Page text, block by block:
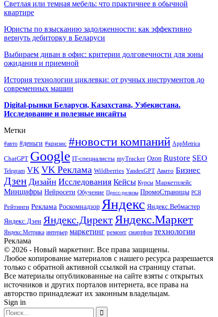
Светлая или темная мебель: что практичнее в обычной
квартире
Юристы по взысканию задолженности: как эффективно
вернуть дебиторку в Беларуси
Выбираем диван в офис: критерии долговечности для зоны
ожидания и приемной
История технологии циклевки: от ручных инструментов до
современных машин
Digital-рынки Беларуси, Казахстана, Узбекистана.
Исследование и полезные инсайты
Метки
#авто #деньги #кризис #новости компаний AppMetrica
ChatGPT Google IT-специалисты myTracker Ozon Rustore SEO
Telegram VK VK Реклама Wildberries YandexGPT Авито Бизнес
Дзен Дизайн Исследования Кейсы Курсы Маркетплейс
Минцифры Нейросети Обучение Пресс-релизы ПромоСтраницы РСЯ
Рейтинги Реклама Роскомнадзор Яндекс Яндекс.Вебмастер
Яндекс.Дзен Яндекс.ДиректЯндекс.Маркет
Яндекс.Метрика интерьер маркетинг ремонт смартфон технологии
Реклама
© 2026 - Новый маркетинг. Все права защищены.
Любое копирование материалов с нашего ресурса разрешается
только с обратной активной ссылкой на страницу статьи.
Все материалы опубликованные на сайте взяты с открытых
источников и других порталов интернета, все права на
авторство принадлежат их законным владельцам.
Sign in